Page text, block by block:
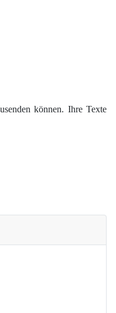
können. Ihre Texte